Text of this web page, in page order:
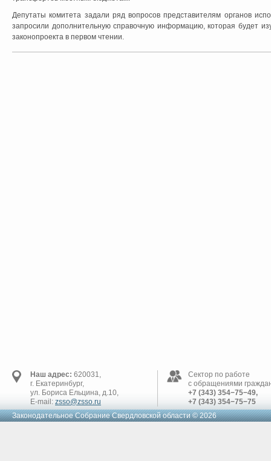
Депутаты комитета задали ряд вопросов представителям органов
запросили дополнительную справочную информацию, которая будет
законопроекта в первом чтении.
Наш адрес: 620031,
г. Екатеринбург,
ул. Бориса Ельцина, д.10,
E-mail: zsso@zsso.ru
Сектор по работе
с обращениями
+7 (343) 354−75−49,
+7 (343) 354−75−75
Законодательное Cобрание Свердловской области © 2026